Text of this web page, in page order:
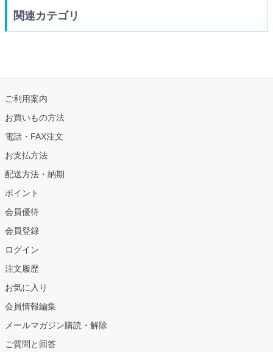
関連カテゴリ
ご利用案内
お買いもの方法
電話・FAX注文
お支払方法
配送方法・納期
ポイント
会員優待
会員登録
ログイン
注文履歴
お気に入り
会員情報編集
メールマガジン購読・解除
ご質問と回答